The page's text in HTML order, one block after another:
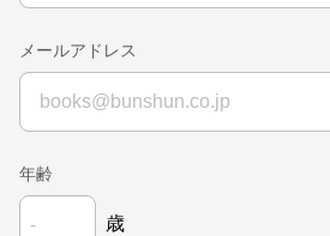
メールアドレス
年齢
歳